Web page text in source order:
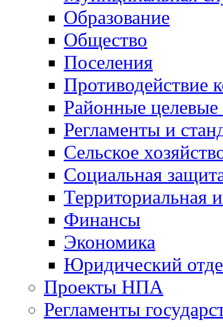
Образование
Общество
Поселения
Противодействие
Районные
Регламенты и
Сельское
Социальная
Территориальная
Финансы
Экономика
Юридический
Проекты НПА
Регламенты